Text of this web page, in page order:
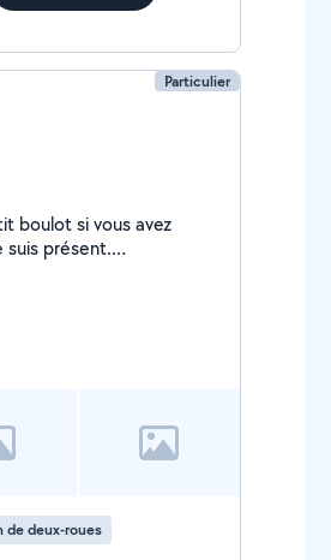
Particulier
boulot si vous avez
suis présent.
de deux-roues